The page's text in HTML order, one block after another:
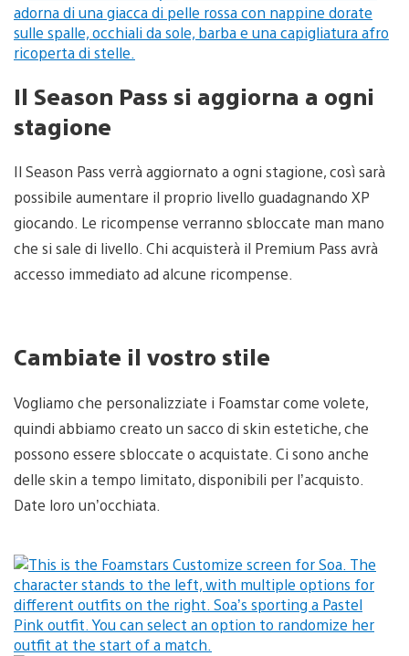
Il Season Pass si aggiorna a ogni
stagione
Il Season Pass verrà aggiornato a ogni stagione, così sarà
possibile aumentare il proprio livello guadagnando XP
giocando. Le ricompense verranno sbloccate man mano
che si sale di livello. Chi acquisterà il Premium Pass avrà
accesso immediato ad alcune ricompense.
Cambiate il vostro stile
Vogliamo che personalizziate i Foamstar come volete,
quindi abbiamo creato un sacco di skin estetiche, che
possono essere sbloccate o acquistate. Ci sono anche
delle skin a tempo limitato, disponibili per l’acquisto.
Date loro un’occhiata.